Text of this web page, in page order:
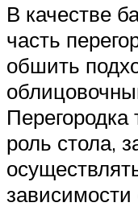
В качестве
часть
обшить
Перегородка
роль стола,
зависимости